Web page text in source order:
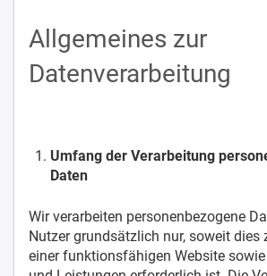
Allgemeines zur
Datenverarbeitung
Umfang der Verarbeitung
Daten
Wir verarbeiten personenbezogene
Nutzer grundsätzlich nur, soweit dies
einer funktionsfähigen Website